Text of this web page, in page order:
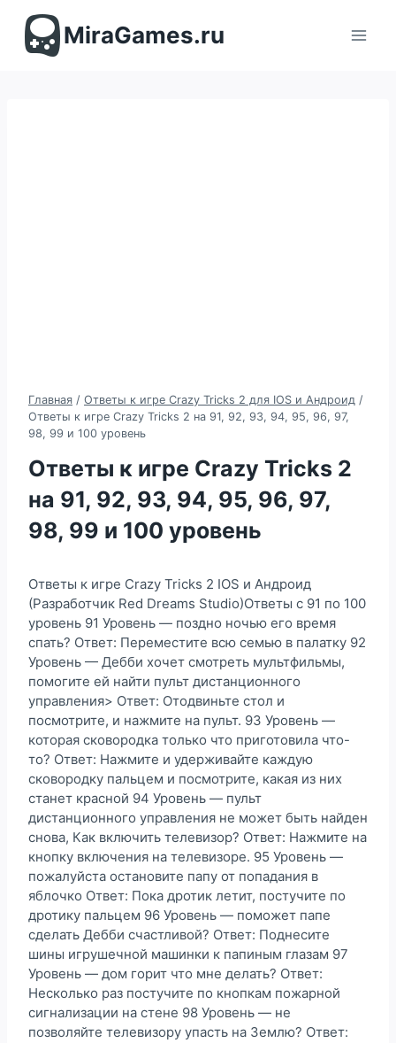
содержимомуMiraGames.ru
Главная / Ответы к игре Crazy Tricks 2 для IOS и Андроид /
Ответы к игре Crazy Tricks 2 на 91, 92, 93, 94, 95, 96, 97,
98, 99 и 100 уровень
Ответы к игре Crazy Tricks 2
на 91, 92, 93, 94, 95, 96, 97,
98, 99 и 100 уровень
Ответы к игре Crazy Tricks 2 IOS и Андроид
(Разработчик Red Dreams Studio)Ответы с 91 по 100
уровень 91 Уровень — поздно ночью его время
спать? Ответ: Переместите всю семью в палатку 92
Уровень — Дебби хочет смотреть мультфильмы,
помогите ей найти пульт дистанционного
управления> Ответ: Отодвиньте стол и
посмотрите, и нажмите на пульт. 93 Уровень —
которая сковородка только что приготовила что-
то? Ответ: Нажмите и удерживайте каждую
сковородку пальцем и посмотрите, какая из них
станет красной 94 Уровень — пульт
дистанционного управления не может быть найден
снова, Как включить телевизор? Ответ: Нажмите на
кнопку включения на телевизоре. 95 Уровень —
пожалуйста остановите папу от попадания в
яблочко Ответ: Пока дротик летит, постучите по
дротику пальцем 96 Уровень — поможет папе
сделать Дебби счастливой? Ответ: Поднесите
шины игрушечной машинки к папиным глазам 97
Уровень — дом горит что мне делать? Ответ:
Несколько раз постучите по кнопкам пожарной
сигнализации на стене 98 Уровень — не
позволяйте телевизору упасть на Землю? Ответ: